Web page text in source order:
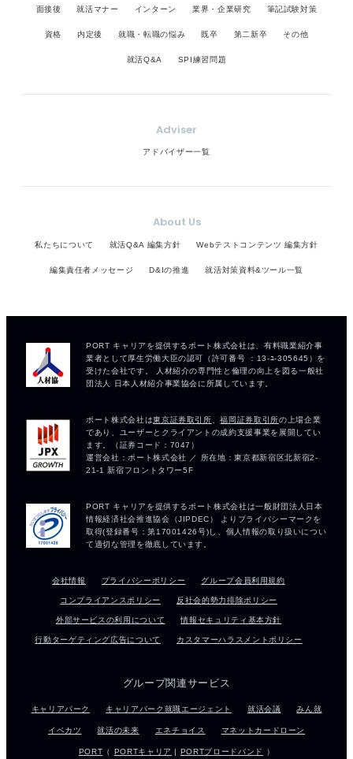
面接後 就活マナー インターン 業界・企業研究 筆記試験対策
資格 内定後 就職・転職の悩み 既卒 第二新卒 その他
就活Q&A SPI練習問題
Adviser
アドバイザー一覧
About Us
私たちについて 就活Q&A 編集方針 Webテストコンテンツ 編集方針
編集責任者メッセージ D&Iの推進 就活対策資料&ツール一覧
会社情報 プライバシーポリシー グループ会員利用規約
コンプライアンスポリシー 反社会的勢力排除ポリシー
外部サービスの利用について 情報セキュリティ基本方針
行動ターゲティング広告について カスタマーハラスメントポリシー